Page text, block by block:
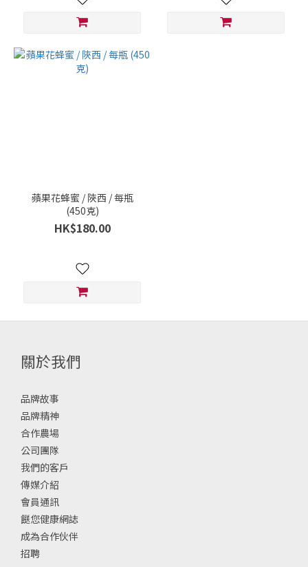
蘋果花蜂蜜 / 陜西 / 每瓶
(450克)
HK$180.00
關於我們
品牌故事
品牌精神
合作農場
公司團隊
我們的客戶
傳媒介紹
會員通訊
餸您健康網誌
成為合作伙伴
招聘